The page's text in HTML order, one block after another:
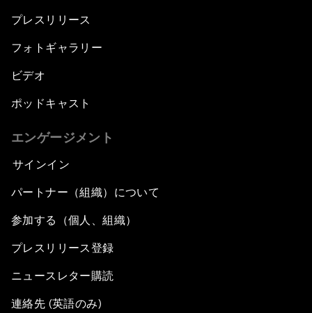
プレスリリース
フォトギャラリー
ビデオ
ポッドキャスト
エンゲージメント
サインイン
パートナー（組織）について
参加する（個人、組織）
プレスリリース登録
ニュースレター購読
連絡先 (英語のみ)